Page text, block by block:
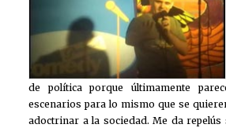
de política porque últimamente
escenarios para lo mismo que se
adoctrinar a la sociedad. Me da repelús